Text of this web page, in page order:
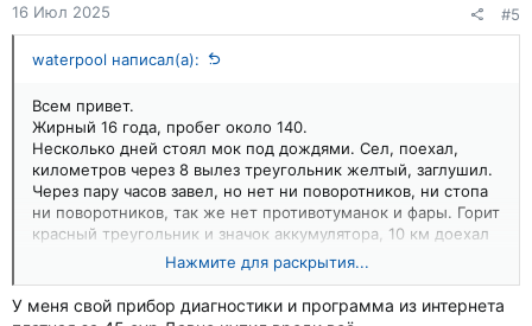
16 Июл 2025 #5
waterpool написал(а):
Всем привет.
Жирный 16 года, пробег около 140.
Несколько дней стоял мок под дождями. Сел, поехал,
километров через 8 вылез треугольник желтый, заглушил.
Через пару часов завел, но нет ни поворотников, ни стопа
ни поворотников, так же нет противотуманок и фары. Горит
красный треугольник и значок аккумулятора, 10 км доехал
На следующий день завелся, все ок, все горит, но пока
ехал минуты через 2 все погасло.
Доехал до гаража, аккумулятор зарядил, он новый (первый
Нажмите для раскрытия...
У меня свой прибор диагностики и программа из интернета